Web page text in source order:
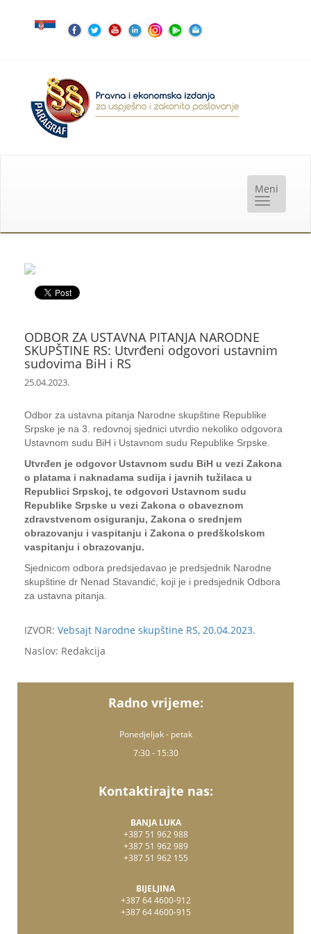
ODBOR ZA USTAVNA PITANJA NARODNE
SKUPŠTINE RS: Utvrđeni odgovori ustavnim
sudovima BiH i RS
25.04.2023.
Odbor za ustavna pitanja Narodne skupštine Republike
Srpske je na 3. redovnoj sjednici utvrdio nekoliko odgovora
Ustavnom sudu BiH i Ustavnom sudu Republike Srpske.
Utvrđen je odgovor Ustavnom sudu BiH u vezi Zakona
o platama i naknadama sudija i javnih tužilaca u
Republici Srpskoj, te odgovori Ustavnom sudu
Republike Srpske u vezi Zakona o obaveznom
zdravstvenom osiguranju, Zakona o srednjem
obrazovanju i vaspitanju i Zakona o predškolskom
vaspitanju i obrazovanju.
Sjednicom odbora predsjedavao je predsjednik Narodne
skupštine dr Nenad Stavandić, koji je i predsjednik Odbora
za ustavna pitanja.
IZVOR: Vebsajt Narodne skupštine RS, 20.04.2023.
Naslov: Redakcija
Radno vrijeme:
Ponedjeljak - petak
7:30 - 15:30
Kontaktirajte nas:
BANJA LUKA
+387 51 962 988
+387 51 962 989
+387 51 962 155
BIJELJINA
+387 64 4600-912
+387 64 4600-915